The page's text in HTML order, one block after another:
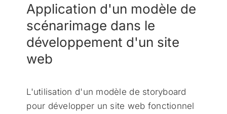
Application d'un modèle de
scénarimage dans le
développement d'un site
web
L'utilisation d'un modèle de storyboard
pour développer un site web fonctionnel